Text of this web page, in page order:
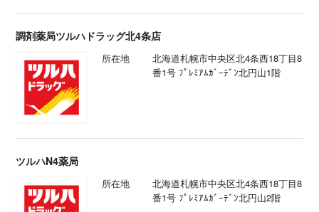
調剤薬局ツルハドラッグ北4条店
所在地
北海道札幌市中央区北4条西18丁目8
番1号 ﾌﾟﾚﾐｱﾑｶﾞｰﾃﾞﾝ北円山1階
ツルハN4薬局
所在地
北海道札幌市中央区北4条西18丁目8
番1号 ﾌﾟﾚﾐｱﾑｶﾞｰﾃﾞﾝ北円山2階